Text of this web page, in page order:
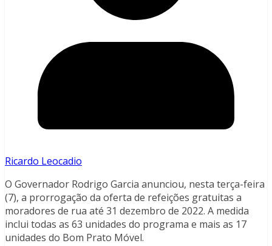
Ricardo Leocadio
O Governador Rodrigo Garcia anunciou, nesta terça-feira
(7), a prorrogação da oferta de refeições gratuitas a
moradores de rua até 31 dezembro de 2022. A medida
inclui todas as 63 unidades do programa e mais as 17
unidades do Bom Prato Móvel.